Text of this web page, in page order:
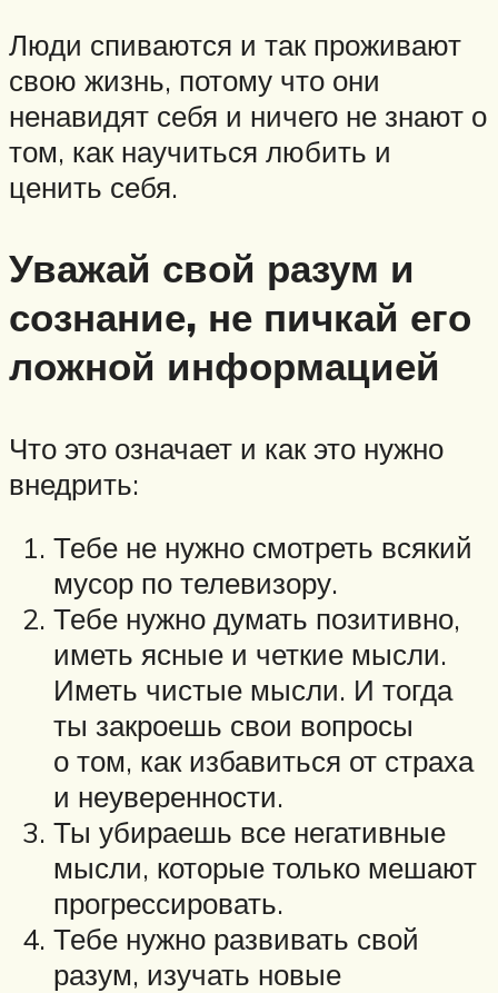
Люди спиваются и так проживают
свою жизнь, потому что они
ненавидят себя и ничего не знают о
том, как научиться любить и
ценить себя.
Уважай свой разум и
сознание, не пичкай его
ложной информацией
Что это означает и как это нужно
внедрить:
Тебе не нужно смотреть всякий
мусор по телевизору.
Тебе нужно думать позитивно,
иметь ясные и четкие мысли.
Иметь чистые мысли. И тогда
ты закроешь свои вопросы
о том, как избавиться от страха
и неуверенности.
Ты убираешь все негативные
мысли, которые только мешают
прогрессировать.
Тебе нужно развивать свой
разум, изучать новые